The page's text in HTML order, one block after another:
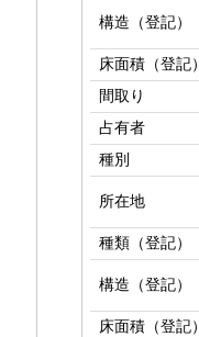
構造（登記）
床面積（登記）
間取り
占有者
種別
所在地
種類（登記）
構造（登記）
床面積（登記）